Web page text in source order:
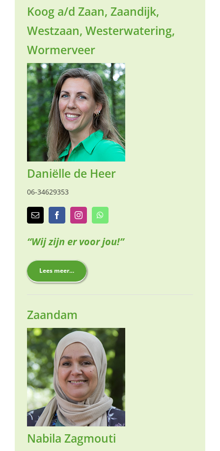
naar:Koog a/d Zaan, Zaandijk,
Westzaan, Westerwatering,
Wormerveer
Daniëlle de Heer
06-34629353
“Wij zijn er voor jou!”
Lees meer…
Zaandam
Nabila Zagmouti